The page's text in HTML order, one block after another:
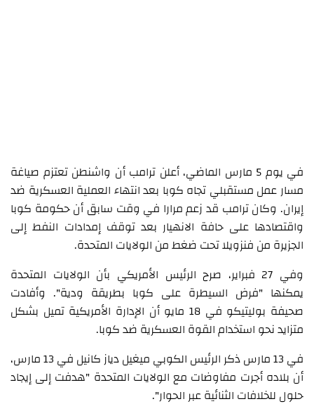
في يوم 5 مارس الماضي، أعلن ترامب أن واشنطن تعتزم صياغة
مسار عمل مستقبلي تجاه كوبا بعد انتهاء العملية العسكرية ضد
إيران. وكان ترامب قد زعم مرارا في وقت سابق أن حكومة كوبا
واقتصادها على حافة الانهيار بعد توقف إمدادات النفط إلى
الجزيرة من فنزويلا تحت ضغط من الولايات المتحدة.
وفي 27 فبراير، صرح الرئيس الأمريكي بأن الولايات المتحدة
يمكنها "فرض السيطرة على كوبا بطريقة ودية". وأفادت
صحيفة بوليتيكو في 18 مايو أن الإدارة الأمريكية تميل بشكل
متزايد نحو استخدام القوة العسكرية ضد كوبا.
في 13 مارس ذكر الرئيس الكوبي ميغيل دياز كانيل في 13 مارس،
أن بلاده أجرت مفاوضات مع الولايات المتحدة "هدفت إلى إيجاد
حلول للخلافات الثنائية عبر الحوار".